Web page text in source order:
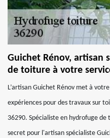
Guichet Rénov, artisan
de toiture à votre
L’artisan Guichet Rénov met à
expériences pour des travaux sur
36290. Spécialiste en hydrofuge
secret pour l'artisan spécialiste